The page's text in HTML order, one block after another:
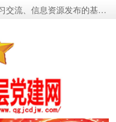
全国基层党建网——全国性党建工作学习交流、信息资源发布的基层党建新闻门户网
系
音